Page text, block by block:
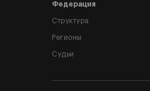
Федерация
Структура
Регионы
Судьи